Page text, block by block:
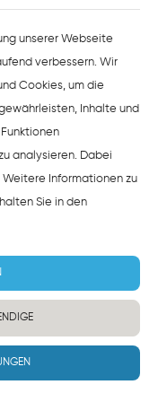
unserer Webseite
verbessern. Wir
Cookies, um die
Inhalte und
analysieren. Dabei
Informationen zu
Sie in den